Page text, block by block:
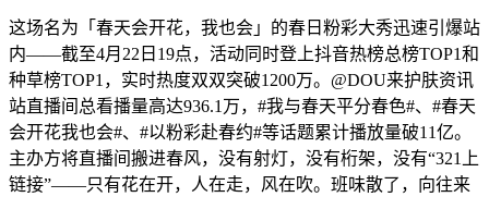
这场名为「春天会开花，我也会」的春日粉彩大秀迅速引爆站
内——截至4月22日19点，活动同时登上抖音热榜总榜TOP1和
种草榜TOP1，实时热度双双突破1200万。@DOU来护肤资讯
站直播间总看播量高达936.1万，#我与春天平分春色#、#春天
会开花我也会#、#以粉彩赴春约#等话题累计播放量破11亿。
主办方将直播间搬进春风，没有射灯，没有桁架，没有“321上
链接”——只有花在开，人在走，风在吹。班味散了，向往来